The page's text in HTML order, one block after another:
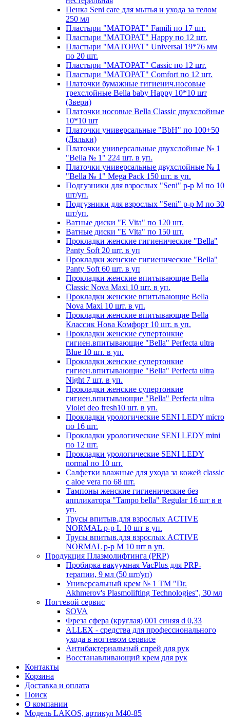
Пенка Seni care для мытья и ухода за телом
250 мл
Пластыри "МАТОРАТ" Famili по 17 шт.
Пластыри "МАТОРАТ" Happy по 12 шт.
Пластыри "МАТОРАТ" Universal 19*76 мм
по 20 шт.
Пластыри "МАТОРАТ" Сassic по 12 шт.
Пластыри "МАТОРАТ" Сomfort по 12 шт.
Платочки бумажные гигиенич.носовые
трехслойные Bella baby Happy 10*10 шт
(Звери)
Платочки носовые Bella Classic двухслойные
10*10 шт
Платочки универсальные "BbH" по 100+50
(Ляльки)
Платочки универсальные двухслойные № 1
"Bella № 1" 224 шт. в уп.
Платочки универсальные двухслойные № 1
"Bella № 1" Mega Pack 150 шт. в уп.
Подгузники для взрослых "Seni" р-р М по 10
шт/уп.
Подгузники для взрослых "Seni" р-р М по 30
шт/уп.
Ватные диски "E Vita" по 120 шт.
Ватные диски "E Vita" по 150 шт.
Прокладки женские гигиенические "Bella"
Panty Soft 20 шт. в уп
Прокладки женские гигиенические "Bella"
Panty Soft 60 шт. в уп
Прокладки женские впитывающие Bella
Classic Nova Maxi 10 шт. в уп.
Прокладки женские впитывающие Bella
Nova Maxi 10 шт. в уп.
Прокладки женские впитывающие Bella
Классик Нова Комфорт 10 шт. в уп.
Прокладки женские супертонкие
гигиен.впитывающие "Bella" Perfecta ultra
Blue 10 шт. в уп.
Прокладки женские супертонкие
гигиен.впитывающие "Bella" Perfecta ultra
Night 7 шт. в уп.
Прокладки женские супертонкие
гигиен.впитывающие "Bella" Perfecta ultra
Violet deo fresh10 шт. в уп.
Прокладки урологические SENI LEDY micro
по 16 шт.
Прокладки урологические SENI LEDY mini
по 12 шт.
Прокладки урологические SENI LEDY
normal по 10 шт.
Салфетки влажные для ухода за кожей classic
c aloe vera по 68 шт.
Тампоны женские гигиенические без
аппликатора "Tampo bella" Regular 16 шт в в
уп.
Трусы впитыв.для взрослых ACTIVE
NORMAL р-р L 10 шт в уп.
Трусы впитыв.для взрослых ACTIVE
NORMAL р-р М 10 шт в уп.
Продукция Плазмолифтинга (PRP)
Пробирка вакуумная VacPlus для PRP-
терапии, 9 мл (50 шт/уп)
Универсальный крем № 1 ТМ "Dr.
Akhmerov's Plasmolifting Technologies", 30 мл
Ногтевой сервис
SOVA
Фреза сфера (круглая) 001 синяя d 0,33
ALLEX - средства для профессионального
ухода в ногтевом сервисе
Антибактериальный спрей для рук
Восстанавливающий крем для рук
Контакты
Корзина
Доставка и оплата
Поиск
О компании
Модель LAKOS, артикул М40-85